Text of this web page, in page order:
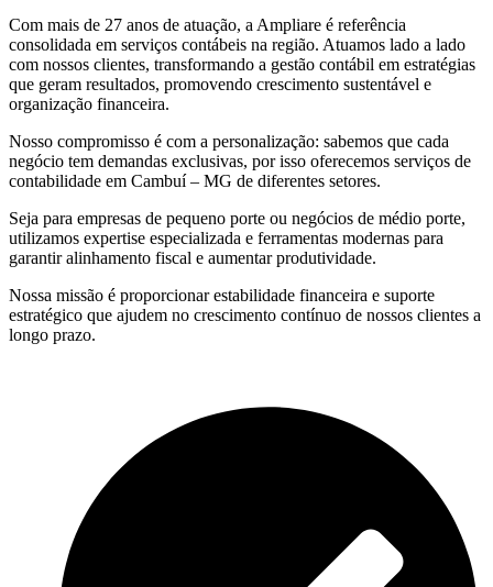
Com mais de 27 anos de atuação, a Ampliare é referência
consolidada em serviços contábeis na região. Atuamos lado a lado
com nossos clientes, transformando a gestão contábil em estratégias
que geram resultados, promovendo crescimento sustentável e
organização financeira.
Nosso compromisso é com a personalização: sabemos que cada
negócio tem demandas exclusivas, por isso oferecemos serviços de
contabilidade em Cambuí – MG de diferentes setores.
Seja para empresas de pequeno porte ou negócios de médio porte,
utilizamos expertise especializada e ferramentas modernas para
garantir alinhamento fiscal e aumentar produtividade.
Nossa missão é proporcionar estabilidade financeira e suporte
estratégico que ajudem no crescimento contínuo de nossos clientes a
longo prazo.